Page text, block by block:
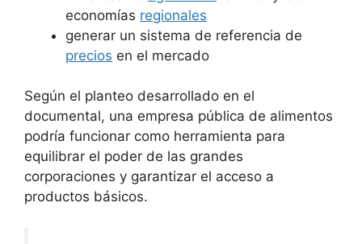
economías regionales
generar un sistema de referencia de
precios en el mercado
Según el planteo desarrollado en el
documental, una empresa pública de alimentos
podría funcionar como herramienta para
equilibrar el poder de las grandes
corporaciones y garantizar el acceso a
productos básicos.